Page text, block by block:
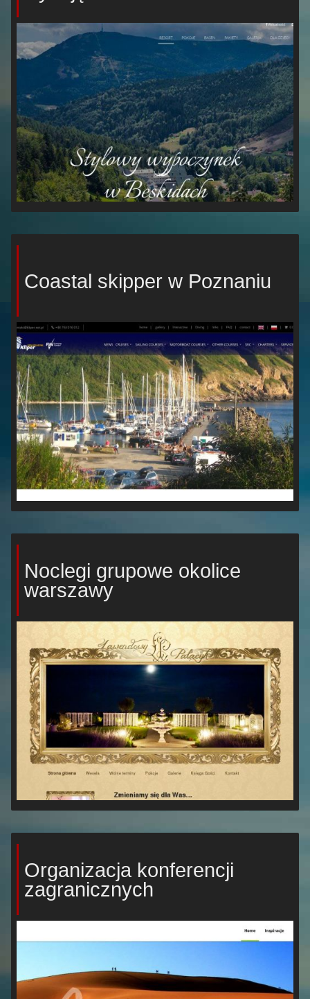
Coastal skipper w Poznaniu
Noclegi grupowe okolice
warszawy
Organizacja konferencji
zagranicznych